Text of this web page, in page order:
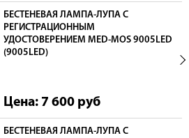
БЕСТЕНЕВАЯ ЛАМПА-ЛУПА С
РЕГИСТРАЦИОННЫМ
УДОСТОВЕРЕНИЕМ MED-MOS 9005LED
(9005LED)
Цена: 7 600 руб
БЕСТЕНЕВАЯ ЛАМПА-ЛУПА С